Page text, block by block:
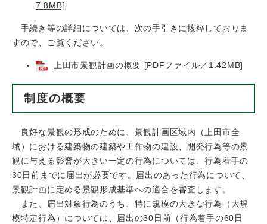
7.8MB]
手続き等の詳細については、次の手引きに抜粋しておりま
すので、ご覧ください。
上田市景観計画の概要 [PDFファイル／1.42MB]
制度の概要
良好な景観の形成のために、景観計画区域内（上田市全
域）における建築物の建築や工作物の建設、開発行為等の景
観に与える影響が大きい一定の行為については、行為着手の
30日前までに届出が必要です。届出のあった行為について、
景観計画に定める景観形成基準への適合を審査します。
また、届出対象行為のうち、特に規模の大きな行為（大規
模特定行為）については、届出の30日前（行為着手の60日